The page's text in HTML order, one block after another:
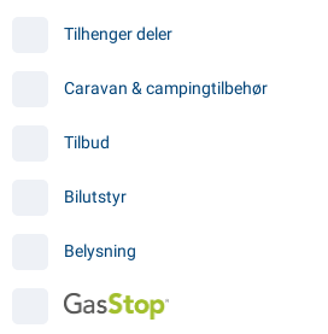
Tilhenger deler
Caravan & campingtilbehør
Tilbud
Bilutstyr
Belysning